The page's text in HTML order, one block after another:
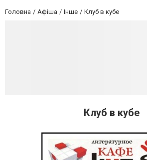
Головна Афіша Інше Клуб в кубе
Клуб в кубе